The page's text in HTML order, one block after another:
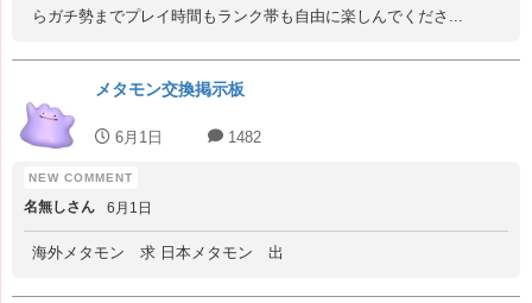
らガチ勢までプレイ時間もランク帯も自由に楽しんでくださ...
メタモン交換掲示板
6月1日 1482
名無しさん 6月1日
海外メタモン 求 日本メタモン 出